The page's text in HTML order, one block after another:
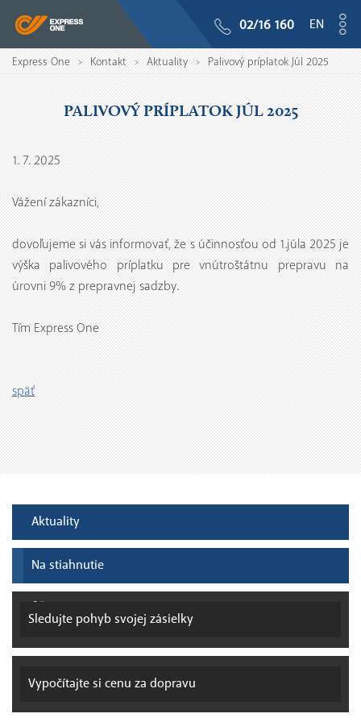
02/16 160 EN
Express One > Kontakt > Aktuality > Palivový príplatok Júl 2025
PALIVOVÝ PRÍPLATOK JÚL 2025
1. 7. 2025
Vážení zákazníci,
dovoľujeme si vás informovať, že s účinnosťou od 1.júla 2025 je
výška palivového príplatku pre vnútroštátnu prepravu na
úrovni 9% z prepravnej sadzby.
Tím Express One
späť
Aktuality
Na stiahnutie
Sledujte pohybsvojej zásielky
Vypočítajte si cenu za dopravu